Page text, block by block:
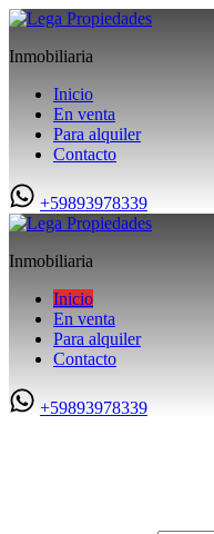
Inmobiliaria
Inicio
En venta
Para alquiler
Contacto
+59893978339
Inmobiliaria
Inicio
En venta
Para alquiler
Contacto
+59893978339